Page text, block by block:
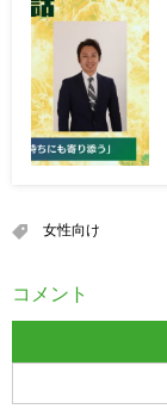
女性向け
コメント